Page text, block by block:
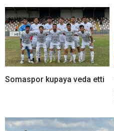
Somaspor kupaya veda etti